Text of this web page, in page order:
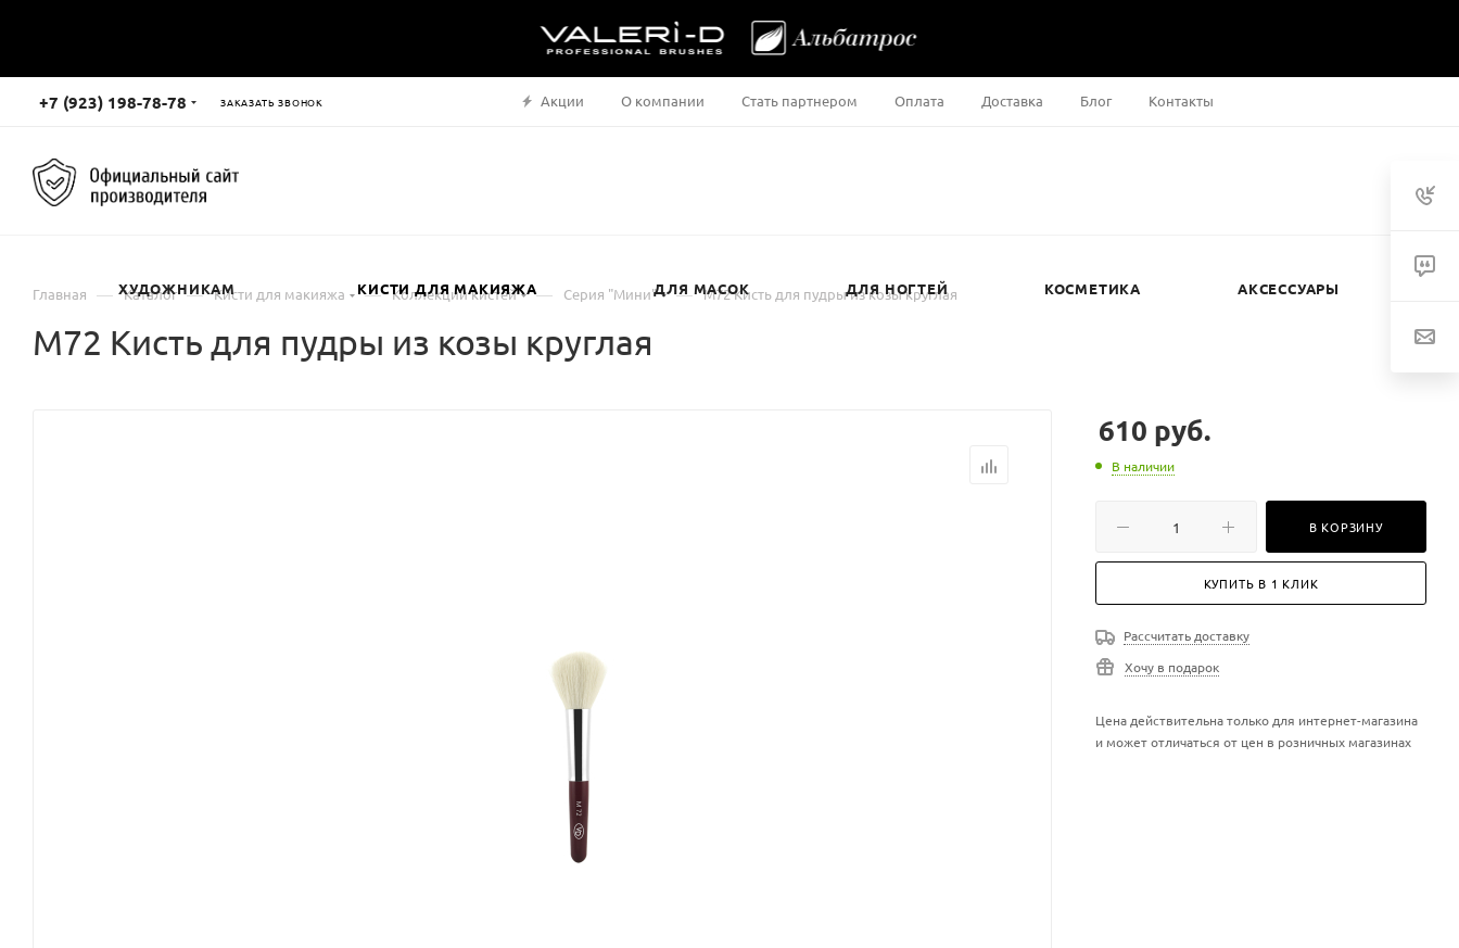
+7 (923) 198-78-78 ЗАКАЗАТЬ ЗВОНОК Акции О компании Стать партнером Оплата Доставка Блог Контакты
ХУДОЖНИКАМ КИСТИ ДЛЯ МАКИЯЖА ДЛЯ МАСОК ДЛЯ НОГТЕЙ КОСМЕТИКА АКСЕССУАРЫ
Главная — Каталог — Кисти для макияжа — Коллекции кистей — Серия "Мини" — М72 Кисть для пудры из козы круглая
М72 Кисть для пудры из козы круглая
610 руб.
В наличии
В КОРЗИНУ
КУПИТЬ В 1 КЛИК
Рассчитать доставку
Хочу в подарок
Цена действительна только для интернет-магазина
и может отличаться от цен в розничных магазинах